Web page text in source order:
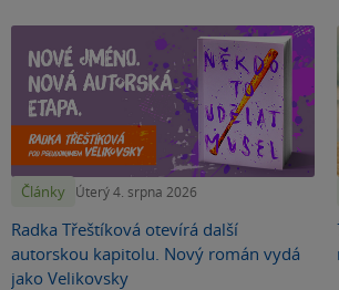
Články Úterý 4. srpna 2026
Radka Třeštíková otevírá další
autorskou kapitolu. Nový román vydá
jako Velikovsky